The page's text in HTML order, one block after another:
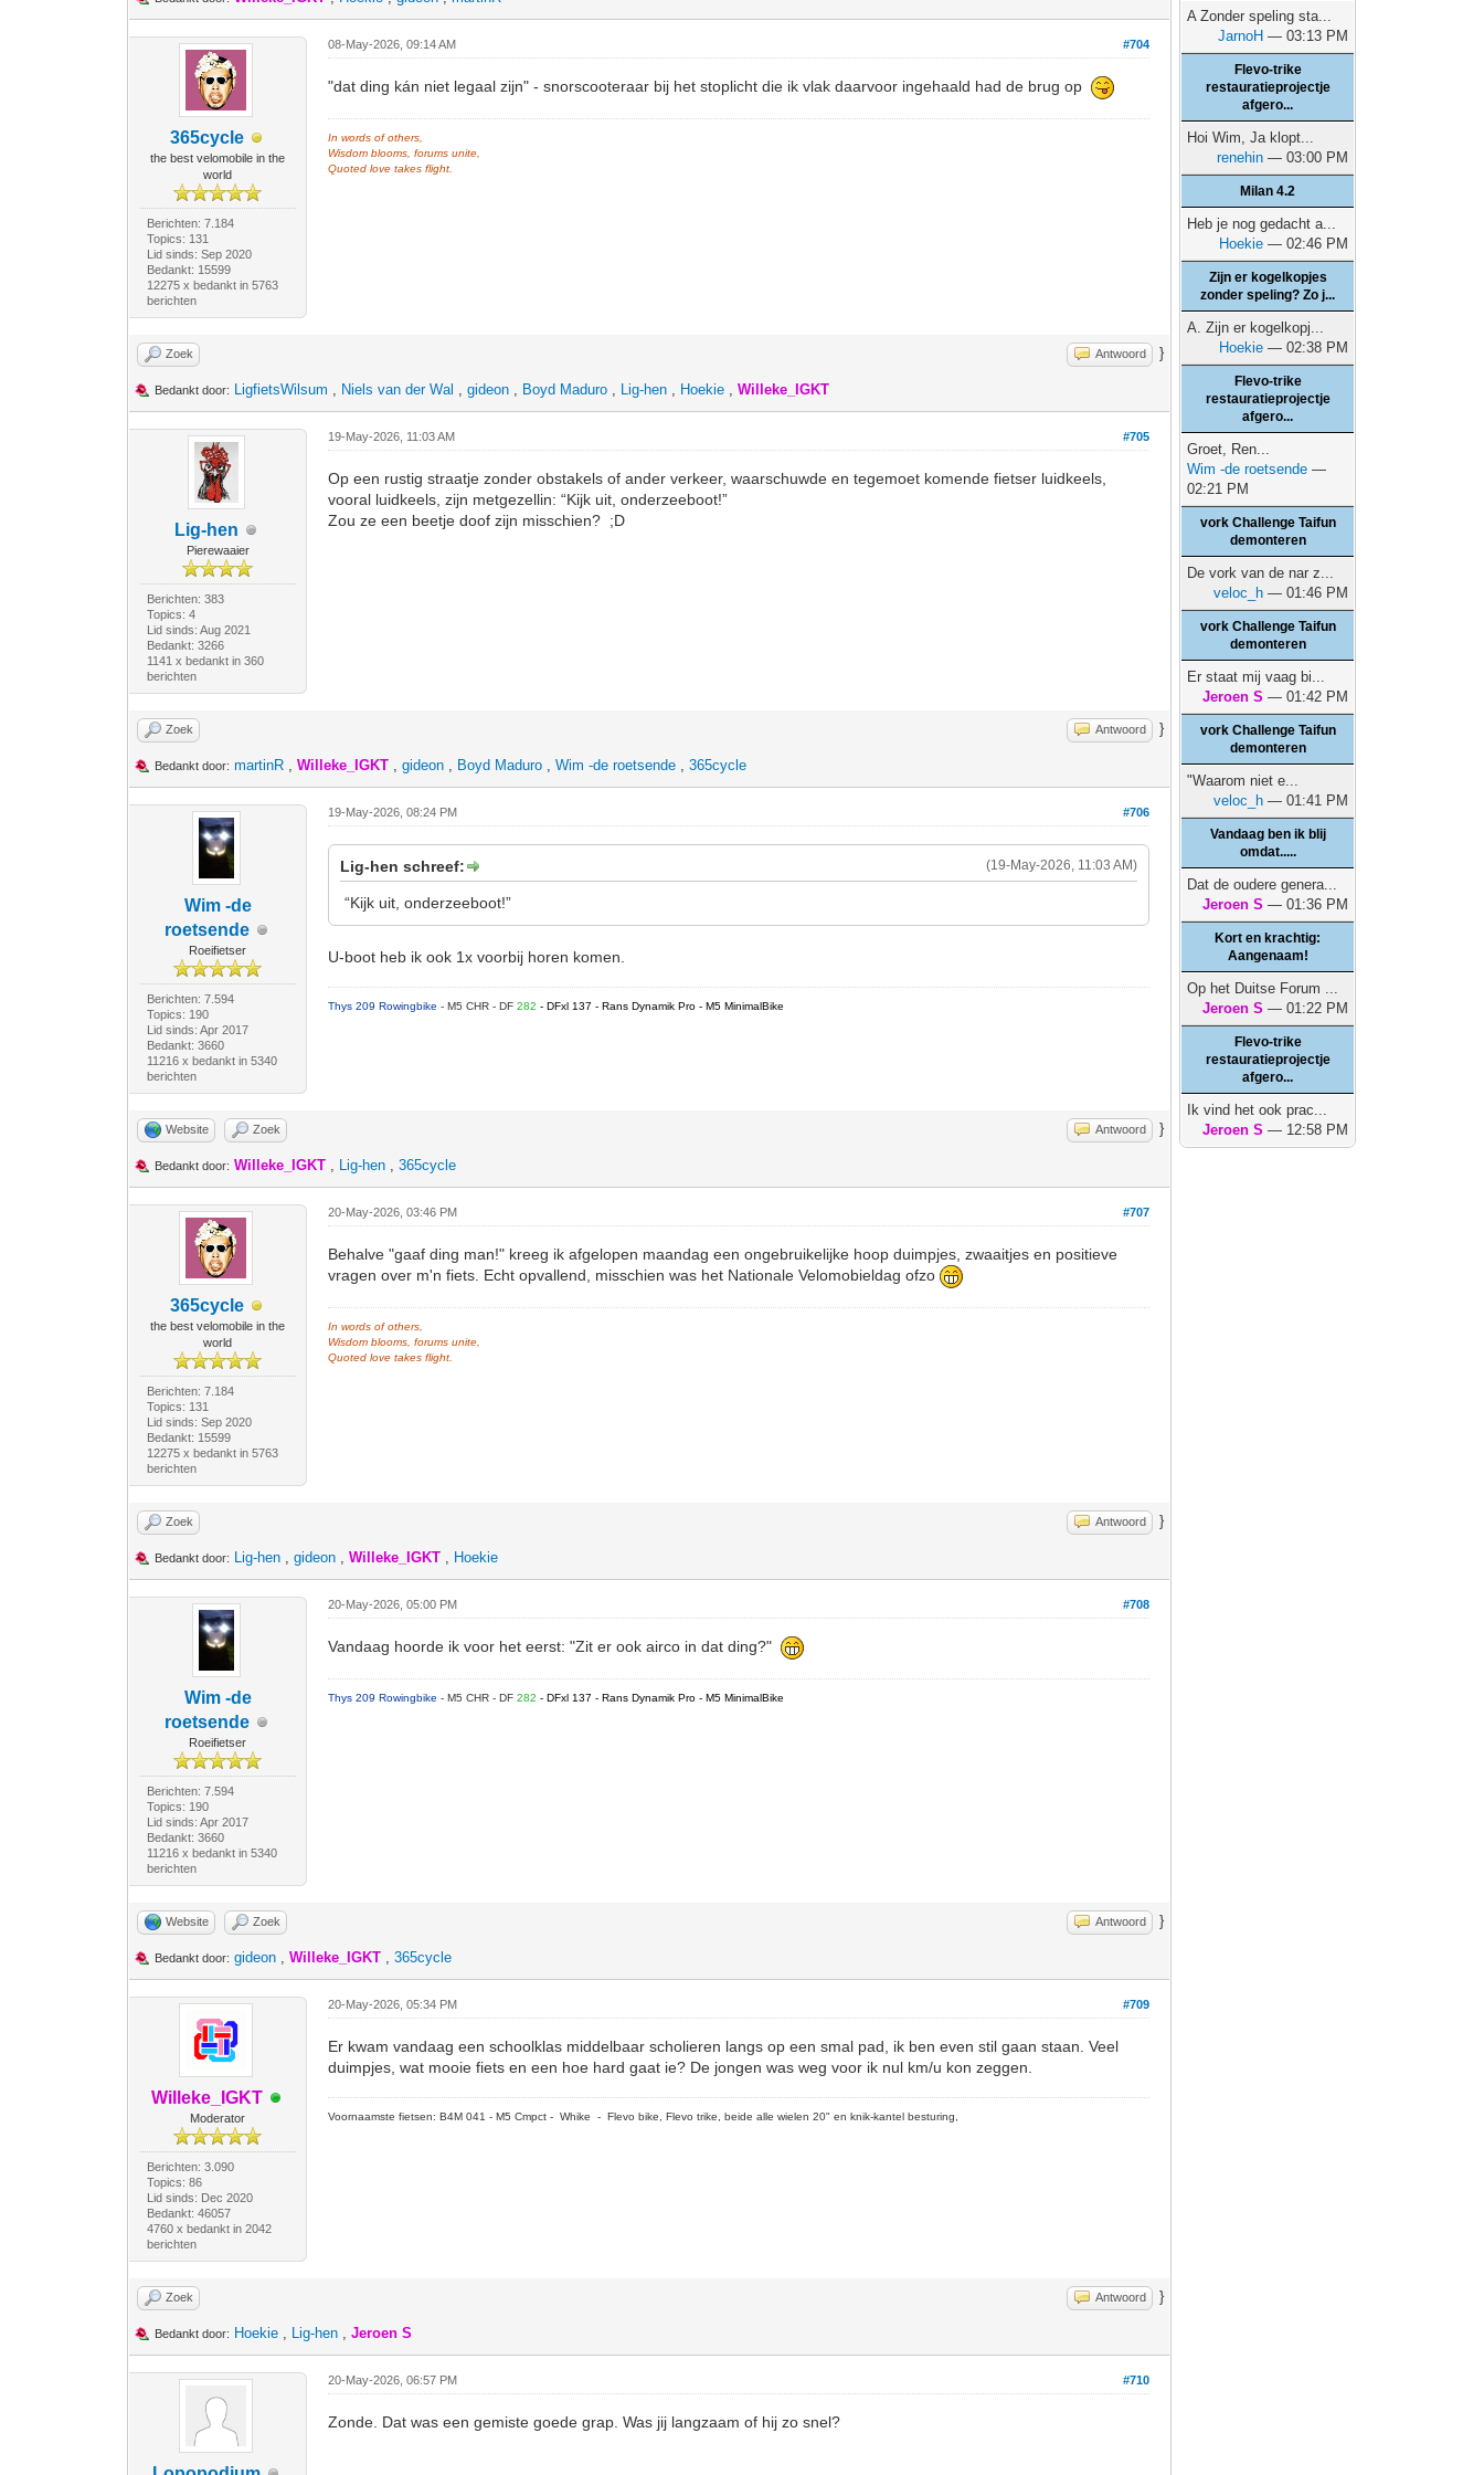
365cycle
the best velomobile in the
world
Berichten: 7.184
Topics: 131
Lid sinds: Sep 2020
Bedankt: 15599
12275 x bedankt in 5763
berichten
#704
08-May-2026, 09:14 AM
"dat ding kán niet legaal zijn" - snorscooteraar bij het stoplicht die ik vlak daarvoor ingehaald had de brug op
In words of others,
Wisdom blooms, forums unite,
Quoted love takes flight.
Zoek Antwoord }
Bedankt door: LigfietsWilsum , Niels van der Wal ,gideon , Boyd Maduro , Lig-hen , Hoekie ,Willeke_IGKT
Lig-hen
Pierewaaier
Berichten: 383
Topics: 4
Lid sinds: Aug 2021
Bedankt: 3266
1141 x bedankt in 360
berichten
#705
19-May-2026, 11:03 AM
Op een rustig straatje zonder obstakels of ander verkeer, waarschuwde en tegemoet komende fietser luidkeels,
vooral luidkeels, zijn metgezellin: “Kijk uit, onderzeeboot!”
Zou ze een beetje doof zijn misschien? ;D
Zoek Antwoord }
Bedankt door: martinR ,Willeke_IGKT ,gideon , Boyd Maduro ,Wim -de roetsende ,365cycle
Wim -de
roetsende
Roeifietser
Berichten: 7.594
Topics: 190
Lid sinds: Apr 2017
Bedankt: 3660
11216 x bedankt in 5340
berichten
#706
19-May-2026, 08:24 PM
(19-May-2026, 11:03 AM)
Lig-hen schreef:
“Kijk uit, onderzeeboot!”
U-boot heb ik ook 1x voorbij horen komen.
Thys 209 Rowingbike- M5 CHR - DF282- DFxl 137 - Rans Dynamik Pro - M5 MinimalBike
Website Zoek Antwoord }
Bedankt door: Willeke_IGKT , Lig-hen ,365cycle
365cycle
the best velomobile in the
world
Berichten: 7.184
Topics: 131
Lid sinds: Sep 2020
Bedankt: 15599
12275 x bedankt in 5763
berichten
#707
20-May-2026, 03:46 PM
Behalve "gaaf ding man!" kreeg ik afgelopen maandag een ongebruikelijke hoop duimpjes, zwaaitjes en positieve
vragen over m'n fiets. Echt opvallend, misschien was het Nationale Velomobieldag ofzo
In words of others,
Wisdom blooms, forums unite,
Quoted love takes flight.
Zoek Antwoord }
Bedankt door: Lig-hen ,gideon ,Willeke_IGKT , Hoekie
Wim -de
roetsende
Roeifietser
Berichten: 7.594
Topics: 190
Lid sinds: Apr 2017
Bedankt: 3660
11216 x bedankt in 5340
berichten
#708
20-May-2026, 05:00 PM
Vandaag hoorde ik voor het eerst: "Zit er ook airco in dat ding?"
Thys 209 Rowingbike- M5 CHR - DF282- DFxl 137 - Rans Dynamik Pro - M5 MinimalBike
Website Zoek Antwoord }
Bedankt door: gideon ,Willeke_IGKT ,365cycle
Willeke_IGKT
Moderator
Berichten: 3.090
Topics: 86
Lid sinds: Dec 2020
Bedankt: 46057
4760 x bedankt in 2042
berichten
#709
20-May-2026, 05:34 PM
Er kwam vandaag een schoolklas middelbaar scholieren langs op een smal pad, ik ben even stil gaan staan. Veel
duimpjes, wat mooie fiets en een hoe hard gaat ie? De jongen was weg voor ik nul km/u kon zeggen.
Voornaamste fietsen: B4M 041 - M5 Cmpct - Whike - Flevo bike, Flevo trike, beide alle wielen 20" en knik-kantel besturing,
Zoek Antwoord }
Bedankt door: Hoekie , Lig-hen ,Jeroen S
#710
20-May-2026, 06:57 PM
Zonde. Dat was een gemiste goede grap. Was jij langzaam of hij zo snel?
A Zonder speling sta...
JarnoH — 03:13 PM
Flevo-trike
restauratieprojectje
afgero...
Hoi Wim, Ja klopt...
renehin — 03:00 PM
Milan 4.2
Heb je nog gedacht a...
Hoekie — 02:46 PM
Zijn er kogelkopjes
zonder speling? Zo j...
A. Zijn er kogelkopj...
Hoekie — 02:38 PM
Flevo-trike
restauratieprojectje
afgero...
Groet, Ren...
Wim -de roetsende —
02:21 PM
vork Challenge Taifun
demonteren
De vork van de nar z...
veloc_h — 01:46 PM
vork Challenge Taifun
demonteren
Er staat mij vaag bi...
Jeroen S — 01:42 PM
vork Challenge Taifun
demonteren
"Waarom niet e...
veloc_h — 01:41 PM
Vandaag ben ik blij
omdat.....
Dat de oudere genera...
Jeroen S — 01:36 PM
Kort en krachtig:
Aangenaam!
Op het Duitse Forum ...
Jeroen S — 01:22 PM
Flevo-trike
restauratieprojectje
afgero...
Ik vind het ook prac...
Jeroen S — 12:58 PM